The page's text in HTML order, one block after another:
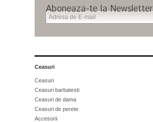
Aboneaza-te la Newsletter
Ceasuri
Ceasuri
Ceasuri barbatesti
Ceasuri de dama
Ceasuri de perete
Accesorii